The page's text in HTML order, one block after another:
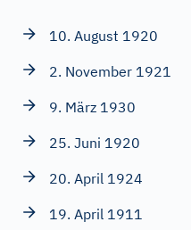
10. August 1920
2. November 1921
9. März 1930
25. Juni 1920
20. April 1924
19. April 1911